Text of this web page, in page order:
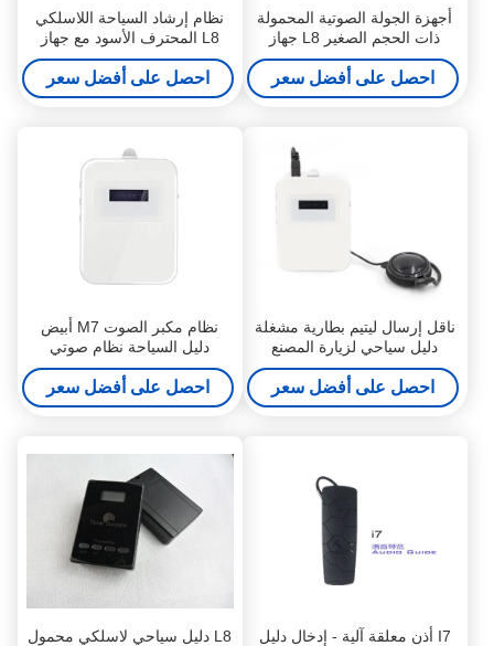
أجهزة الجولة الصوتية المحمولة
ذات الحجم الصغير L8 جهاز
إرسال ومستقبل لاستقبال
السياح
احصل على أفضل سعر
نظام إرشاد السياحة اللاسلكي
L8 المحترف الأسود مع جهاز
إرسال ومستقبل
احصل على أفضل سعر
ناقل إرسال ليتيم بطارية مشغلة
دليل سياحي لزيارة المصنع
والمتحف
احصل على أفضل سعر
نظام مكبر الصوت M7 أبيض
دليل السياحة نظام صوتي
للمتحف 5.8 * 7.5 * 1.3 سم
احصل على أفضل سعر
I7 أذن معلقة آلية - إدخال دليل
L8 دليل سياحي لاسلكي محمول